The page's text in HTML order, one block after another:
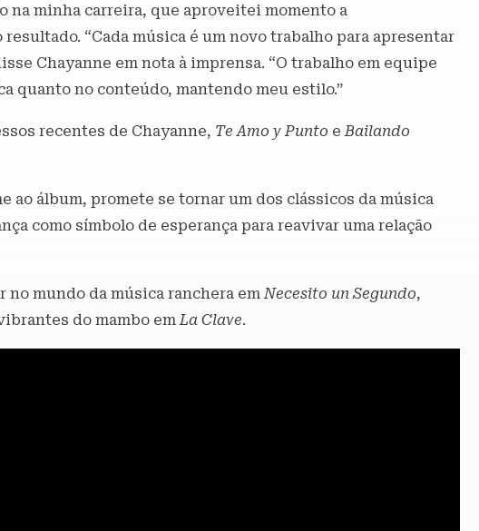
na minha carreira, que aproveitei momento a
“Cada música é um novo trabalho para apresentar
Chayanne em nota à imprensa. “O trabalho em equipe
quanto no conteúdo, mantendo meu estilo.”
recentes de Chayanne, Te Amo y Punto e Bailando
ao álbum, promete se tornar um dos clássicos da música
como símbolo de esperança para reavivar uma relação
no mundo da música ranchera emNecesito un Segundo,
do mambo emLa Clave.